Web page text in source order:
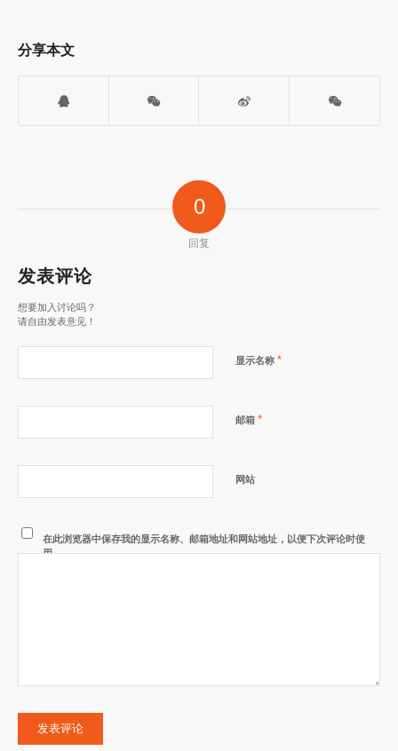
分享本文
0
回复
发表评论
想要加入讨论吗？
请自由发表意见！
显示名称 *
邮箱 *
网站
在此浏览器中保存我的显示名称、邮箱地址和网站地址，以便下次评论时使
用。